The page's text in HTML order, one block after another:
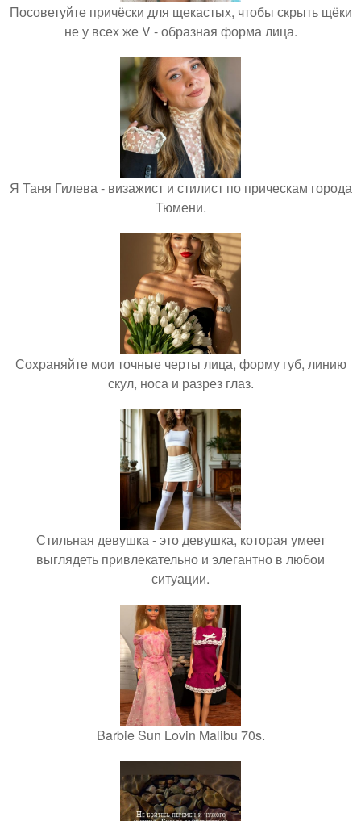
Посоветуйте причёски для щекастых, чтобы скрыть щёки
не у всех же V - образная форма лица.
Я Таня Гилева - визажист и стилист по прическам города
Тюмени.
Сохраняйте мои точные черты лица, форму губ, линию
скул, носа и разрез глаз.
Стильная девушка - это девушка, которая умеет
выглядеть привлекательно и элегантно в любои
ситуации.
Barbie Sun Lovin Malibu 70s.